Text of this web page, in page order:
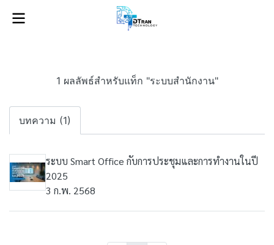
1 ผลลัพธ์สำหรับแท็ก "ระบบสำนักงาน"
บทความ (1)
ระบบ Smart Office กับการประชุมและการทำงานในปี
2025
3 ก.พ. 2568